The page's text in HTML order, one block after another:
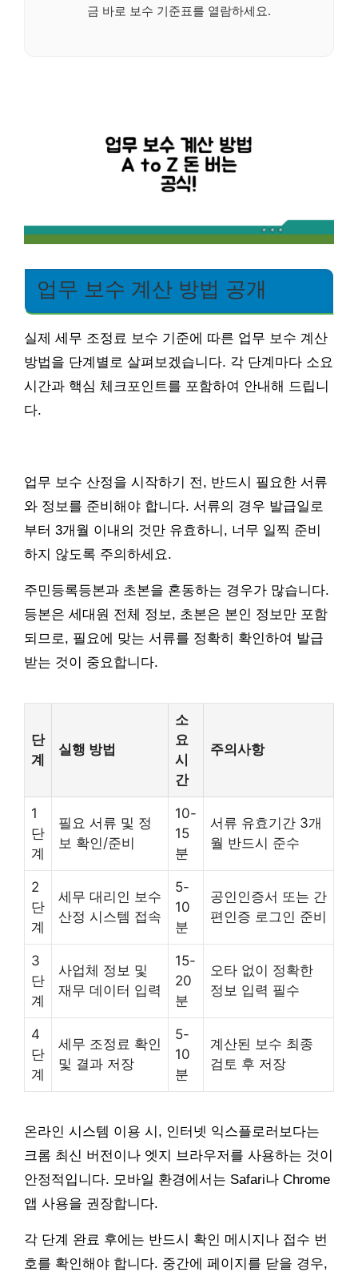
금 바로 보수 기준표를 열람하세요.
업무 보수 계산 방법 공개
실제 세무 조정료 보수 기준에 따른 업무 보수 계산
방법을 단계별로 살펴보겠습니다. 각 단계마다 소요
시간과 핵심 체크포인트를 포함하여 안내해 드립니
다.
업무 보수 산정을 시작하기 전, 반드시 필요한 서류
와 정보를 준비해야 합니다. 서류의 경우 발급일로
부터 3개월 이내의 것만 유효하니, 너무 일찍 준비
하지 않도록 주의하세요.
주민등록등본과 초본을 혼동하는 경우가 많습니다.
등본은 세대원 전체 정보, 초본은 본인 정보만 포함
되므로, 필요에 맞는 서류를 정확히 확인하여 발급
받는 것이 중요합니다.
단
계
실행 방법
소
요
시
간
주의사항
1
단
계
필요 서류 및 정
보 확인/준비
10-
15
분
서류 유효기간 3개
월 반드시 준수
2
단
계
세무 대리인 보수
산정 시스템 접속
5-
10
분
공인인증서 또는 간
편인증 로그인 준비
3
단
계
사업체 정보 및
재무 데이터 입력
15-
20
분
오타 없이 정확한
정보 입력 필수
4
단
계
세무 조정료 확인
및 결과 저장
5-
10
분
계산된 보수 최종
검토 후 저장
온라인 시스템 이용 시, 인터넷 익스플로러보다는
크롬 최신 버전이나 엣지 브라우저를 사용하는 것이
안정적입니다. 모바일 환경에서는 Safari나 Chrome
앱 사용을 권장합니다.
각 단계 완료 후에는 반드시 확인 메시지나 접수 번
호를 확인해야 합니다. 중간에 페이지를 닫을 경우,